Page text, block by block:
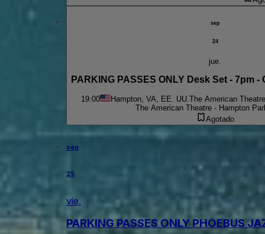
sep
24
jue.
PARKING PASSES ONLY Desk Set - 7pm
19:00 Hampton, VA, EE. UU. The American
The American Theatre - Hampton
Agotado
sep
25
vie.
PARKING PASSES ONLY PHOEBUS